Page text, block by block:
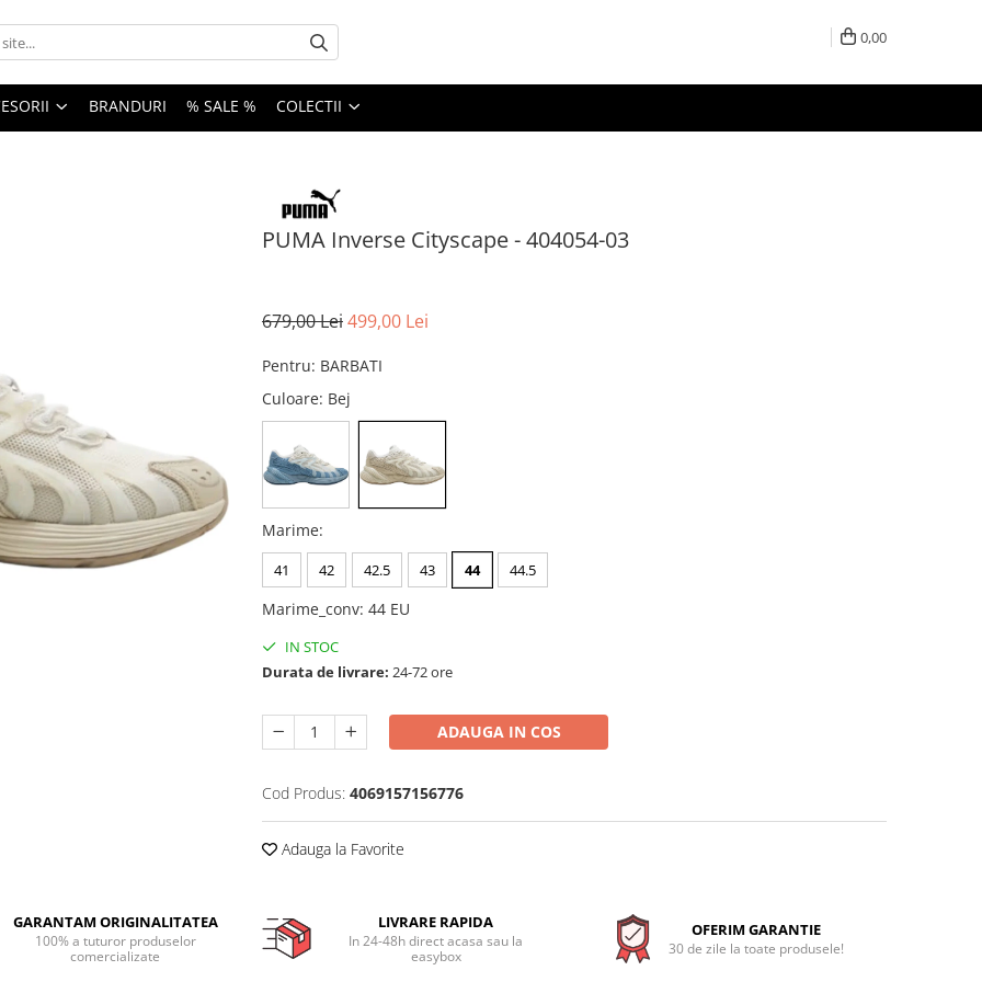
0,00
BRANDURI % SALE % COLECTII
PUMA Inverse Cityscape - 404054-03
679,00 Lei499,00 Lei
Pentru: BARBATI
Culoare: Bej
Marime:
41 42 42.5 43 44 44.5
Marime_conv: 44 EU
IN STOC
Durata de livrare: 24-72 ore
ADAUGA IN COS
Cod Produs: 4069157156776
Adauga la Favorite
GARANTAM ORIGINALITATEA
100% a tuturor produselor
comercializate
LIVRARE RAPIDA
In 24-48h direct acasa sau la
easybox
OFERIM GARANTIE
30 de zile la toate produsele!